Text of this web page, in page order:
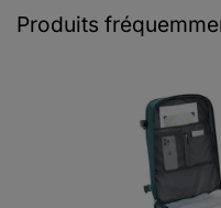
Produits